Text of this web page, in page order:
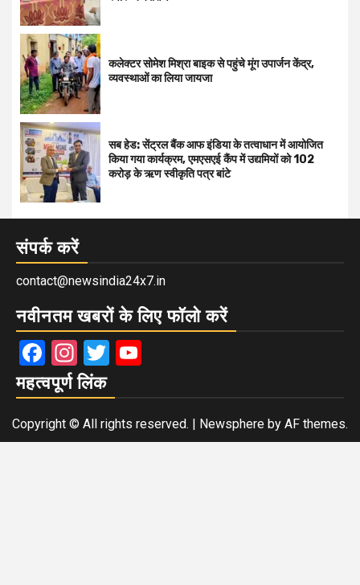
कलेक्टर सोमेश मिश्रा बाइक से पहुंचे मूंग उपार्जन केंद्र,
व्यवस्थाओं का लिया जायजा
सब हेड: सेंट्रल बैंक आफ इंडिया के तत्वाधान में आयोजित
किया गया कार्यक्रम, एमएसएई कैंप में उद्यमियों को 102
करोड़ के ऋण स्वीकृति पत्र बांटे
संपर्क करें
contact@newsindia24x7.in
नवीनतम खबरों के लिए फॉलो करें
Facebook
Instagram
Twitter
महत्वपूर्ण लिंक
Copyright © All rights reserved. | Newsphere by AF themes.